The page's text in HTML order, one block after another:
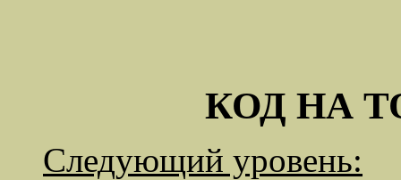
КОД НА
Следующий уровень: